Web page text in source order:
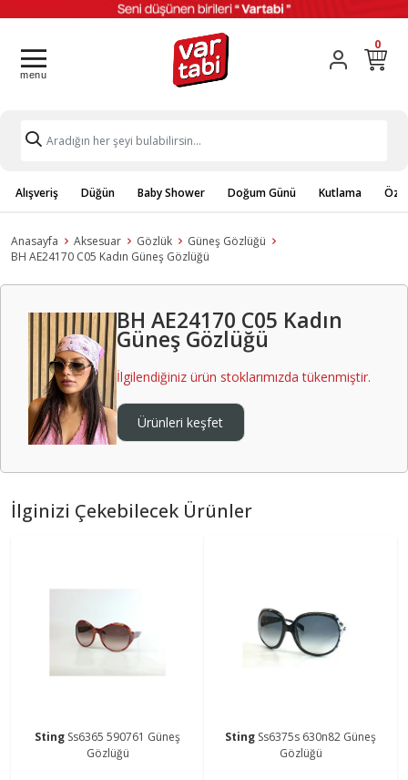
0
Alışveriş Düğün Baby Shower Doğum Günü Kutlama
Anasayfa Aksesuar Gözlük
Güneş Gözlüğü
BH AE24170 C05 Kadın Güneş Gözlüğü
BH AE24170 C05 Kadın
Güneş Gözlüğü
İlgilendiğiniz ürün stoklarımızda tükenmiştir.
Ürünleri keşfet
İlginizi Çekebilecek Ürünler
Sting Ss6365 590761 Güneş
Gözlüğü
Sting Ss6375s 630n82 Güneş
Gözlüğü